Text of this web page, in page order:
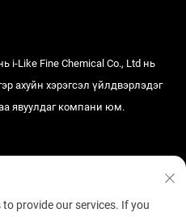
i-Like Fine Chemical Co., Ltd нь
ахуйн хэрэгсэл үйлдвэрлэдэг
явуулдаг компани юм.
provide our services. If you